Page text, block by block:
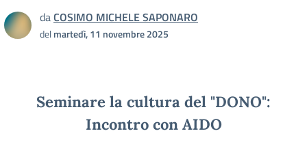
daCOSIMO MICHELE SAPONARO
delmartedì, 11 novembre 2025
Seminare la cultura del "DONO":
Incontro con AIDO